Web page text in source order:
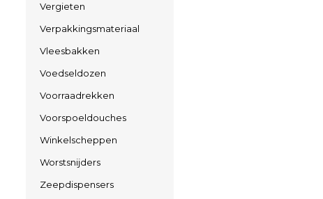
Vergieten
Verpakkingsmateriaal
Vleesbakken
Voedseldozen
Voorraadrekken
Voorspoeldouches
Winkelscheppen
Worstsnijders
Zeepdispensers